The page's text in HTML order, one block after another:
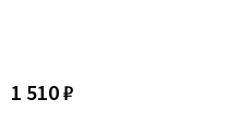
1 510 ₽